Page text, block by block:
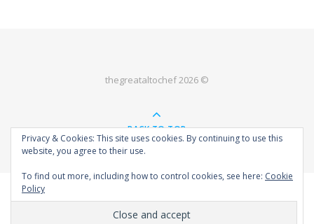
thegreataltochef 2026 ©
BACK TO TOP
Privacy & Cookies: This site uses cookies. By continuing to use this
website, you agree to their use.
To find out more, including how to control cookies, see here: Cookie
Policy